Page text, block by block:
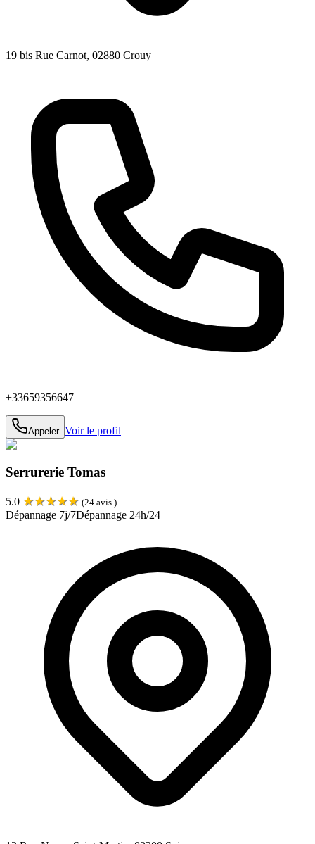
19 bis Rue Carnot, 02880 Crouy
+33659356647
Appeler Voir le profil
Serrurerie Tomas
5.0 ★★★★★ (24 avis )
Dépannage 7j/7Dépannage 24h/24